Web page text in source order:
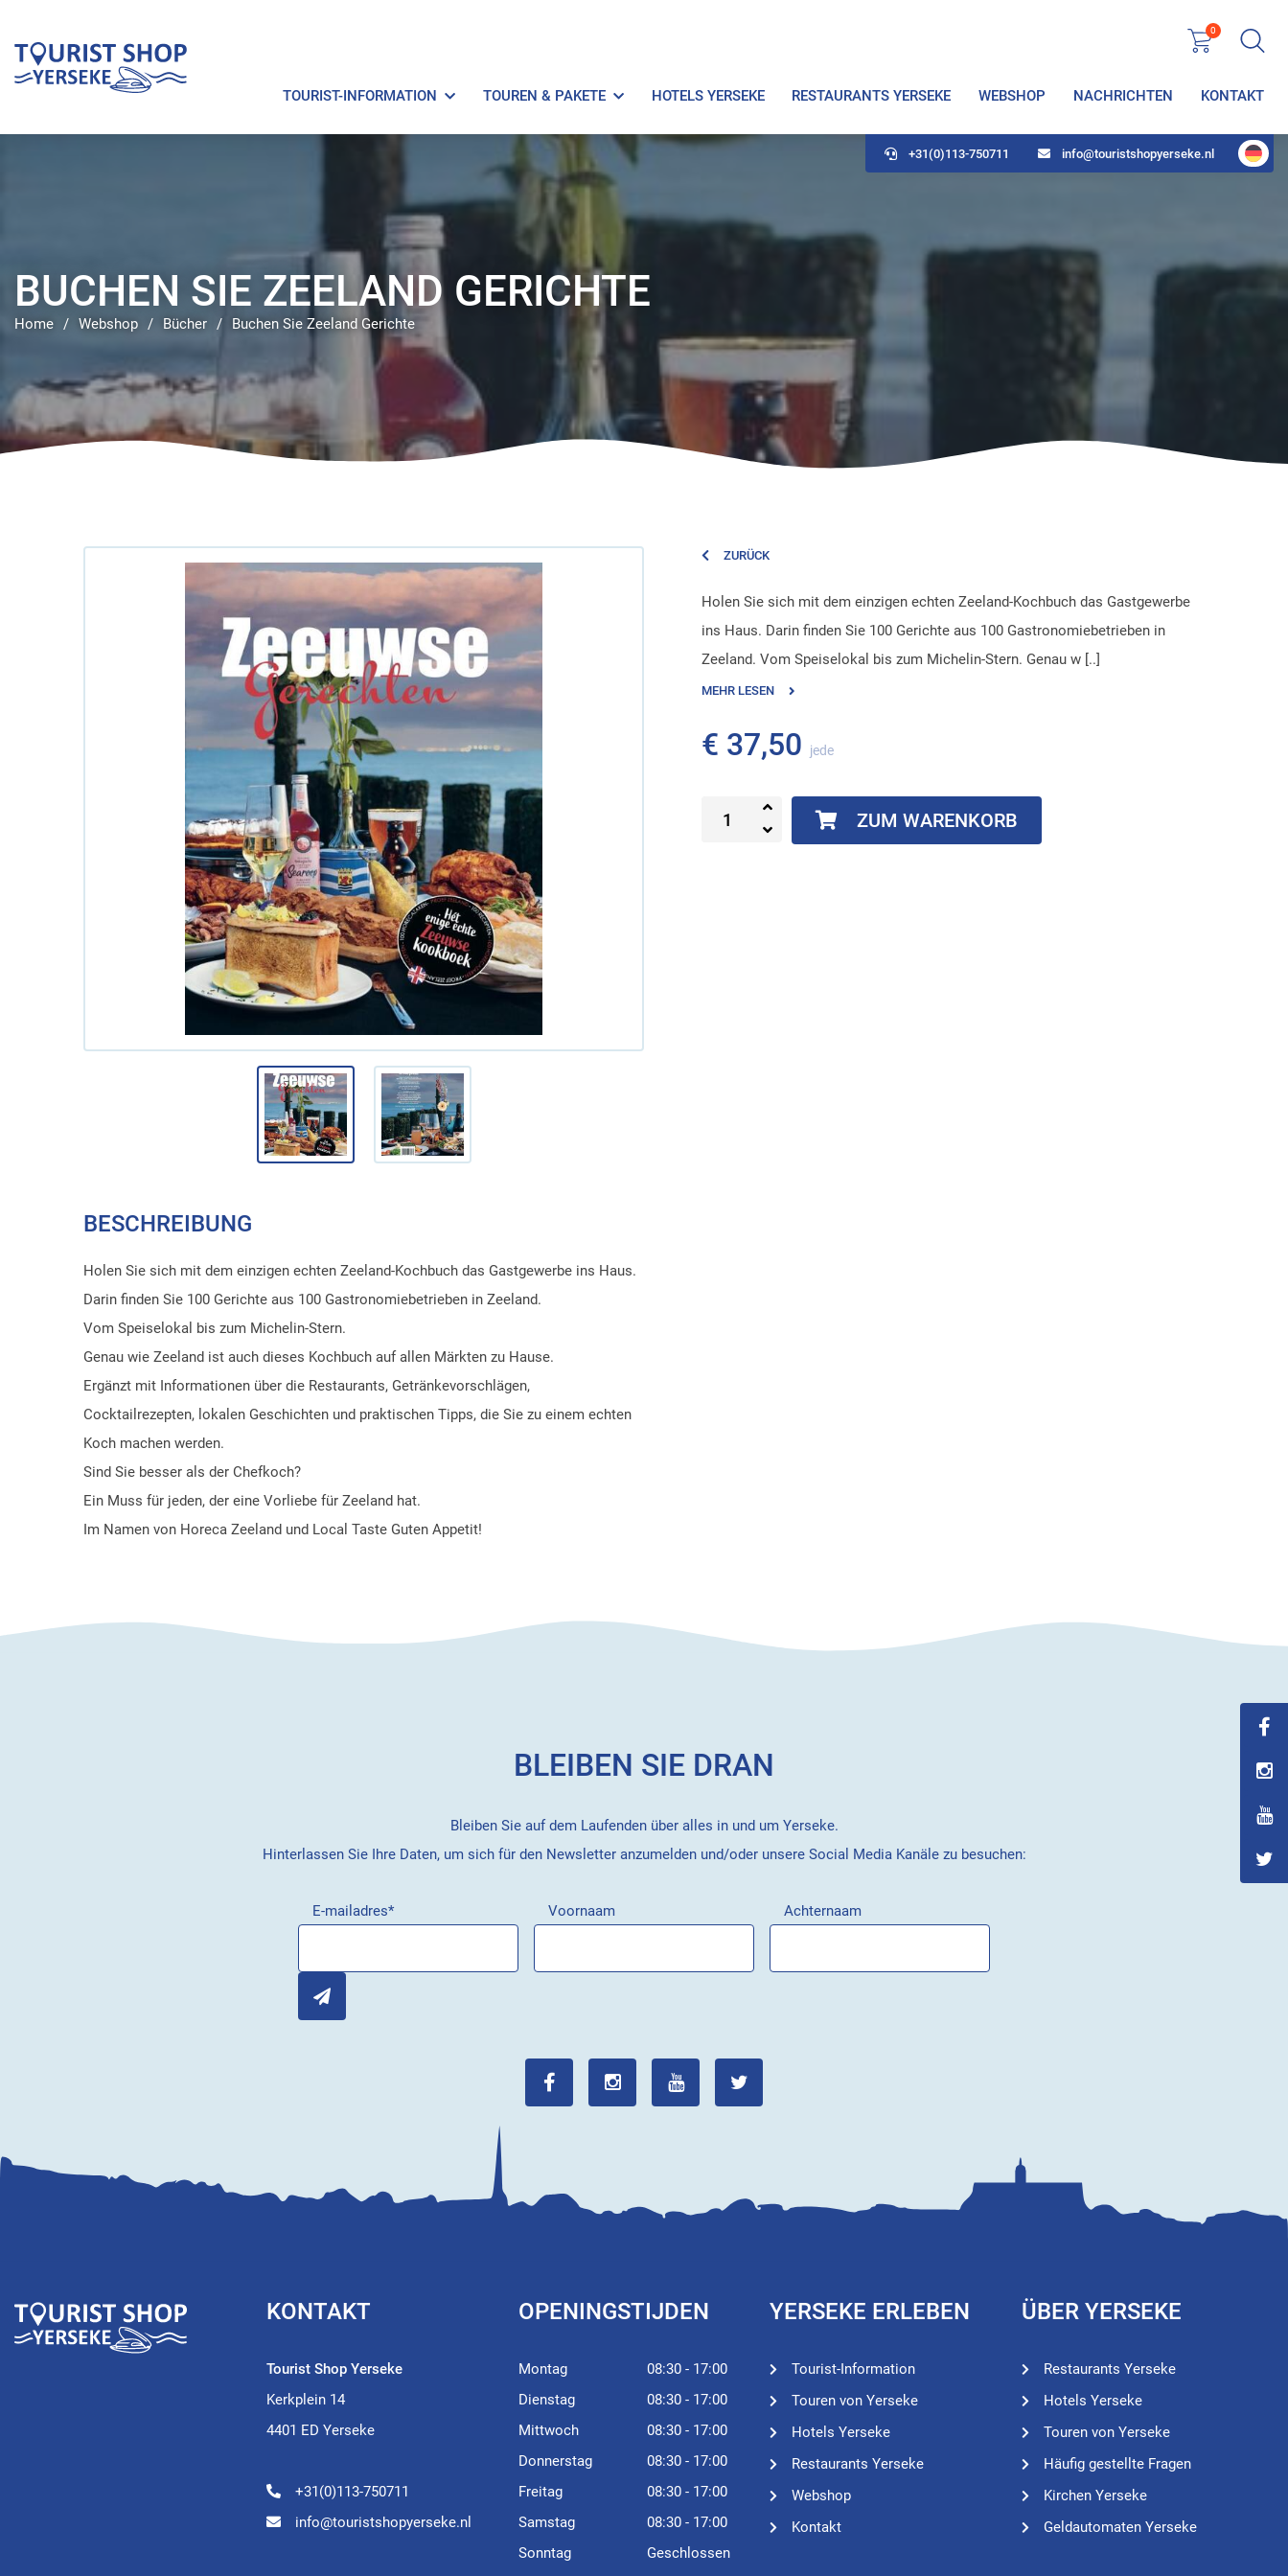
TOURIST-INFORMATION TOUREN & PAKETE HOTELS YERSEKE RESTAURANTS YERSEKE WEBSHOP NACHRICHTEN KONTAKT
0
+31(0)113-750711 info@touristshopyerseke.nl
BUCHEN SIE ZEELAND GERICHTE
Home / Webshop / Bücher / Buchen Sie Zeeland Gerichte
ZURÜCK
Holen Sie sich mit dem einzigen echten Zeeland-Kochbuch das Gastgewerbe
ins Haus. Darin finden Sie 100 Gerichte aus 100 Gastronomiebetrieben in
Zeeland. Vom Speiselokal bis zum Michelin-Stern. Genau w [..]
MEHR LESEN
€ 37,50 jede
ZUM WARENKORB
BESCHREIBUNG
Holen Sie sich mit dem einzigen echten Zeeland-Kochbuch das Gastgewerbe ins Haus.
Darin finden Sie 100 Gerichte aus 100 Gastronomiebetrieben in Zeeland.
Vom Speiselokal bis zum Michelin-Stern.
Genau wie Zeeland ist auch dieses Kochbuch auf allen Märkten zu Hause.
Ergänzt mit Informationen über die Restaurants, Getränkevorschlägen,
Cocktailrezepten, lokalen Geschichten und praktischen Tipps, die Sie zu einem echten
Koch machen werden.
Sind Sie besser als der Chefkoch?
Ein Muss für jeden, der eine Vorliebe für Zeeland hat.
Im Namen von Horeca Zeeland und Local Taste Guten Appetit!
BLEIBEN SIE DRAN
Bleiben Sie auf dem Laufenden über alles in und um Yerseke.
Hinterlassen Sie Ihre Daten, um sich für den Newsletter anzumelden und/oder unsere Social Media Kanäle zu besuchen:
E-mailadres* Voornaam Achternaam
KONTAKT
Tourist Shop Yerseke
Kerkplein 14
4401 ED Yerseke
+31(0)113-750711
info@touristshopyerseke.nl
OPENINGSTIJDEN
Montag
08:30 - 17:00
Dienstag
08:30 - 17:00
Mittwoch
08:30 - 17:00
Donnerstag
08:30 - 17:00
Freitag
08:30 - 17:00
Samstag
08:30 - 17:00
Sonntag
Geschlossen
YERSEKE ERLEBEN
Tourist-Information
Touren von Yerseke
Hotels Yerseke
Restaurants Yerseke
Webshop
Kontakt
ÜBER YERSEKE
Restaurants Yerseke
Hotels Yerseke
Touren von Yerseke
Häufig gestellte Fragen
Kirchen Yerseke
Geldautomaten Yerseke